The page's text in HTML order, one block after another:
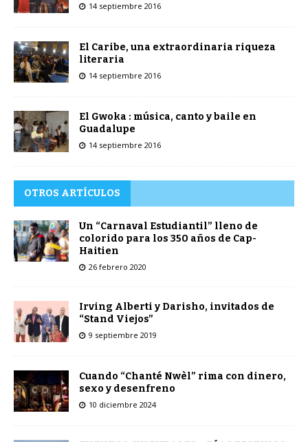
14 septiembre 2016
El Caribe, una extraordinaria riqueza
literaria
14 septiembre 2016
El Gwoka : música, canto y baile en
Guadalupe
14 septiembre 2016
OTROS ARTÍCULOS
Un “Carnaval Estudiantil” lleno de
colorido para los 350 años de Cap-
Haitien
26 febrero 2020
Irving Alberti y Darisho, invitados de
“Stand Viejos”
9 septiembre 2019
Cuando “Chanté Nwèl” rima con dinero,
sexo y desenfreno
10 diciembre 2024